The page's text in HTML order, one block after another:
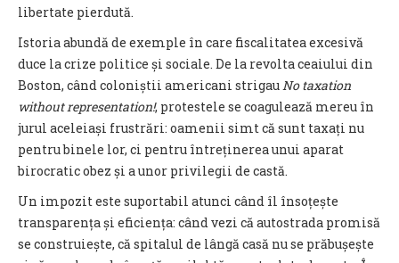
libertate pierdută.
Istoria abundă de exemple în care fiscalitatea excesivă
duce la crize politice și sociale. De la revolta ceaiului din
Boston, când coloniștii americani strigauNo taxation
without representation!, protestele se coagulează mereu în
jurul aceleiași frustrări: oamenii simt că sunt taxați nu
pentru binele lor, ci pentru întreținerea unui aparat
birocratic obez și a unor privilegii de castă.
Un impozit este suportabil atunci când îl însoțește
transparența și eficiența: când vezi că autostrada promisă
se construiește, că spitalul de lângă casă nu se prăbușește